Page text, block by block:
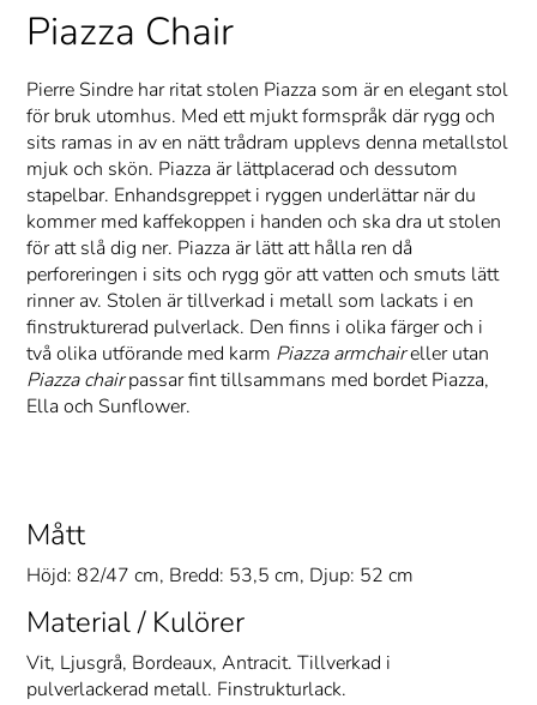
Piazza Chair
Pierre Sindre har ritat stolen Piazza som är en elegant stol
för bruk utomhus. Med ett mjukt formspråk där rygg och
sits ramas in av en nätt trådram upplevs denna metallstol
mjuk och skön. Piazza är lättplacerad och dessutom
stapelbar. Enhandsgreppet i ryggen underlättar när du
kommer med kaffekoppen i handen och ska dra ut stolen
för att slå dig ner. Piazza är lätt att hålla ren då
perforeringen i sits och rygg gör att vatten och smuts lätt
rinner av. Stolen är tillverkad i metall som lackats i en
finstrukturerad pulverlack. Den finns i olika färger och i
två olika utförande med karm Piazza armchaireller utan
Piazza chairpassar fint tillsammans med bordet Piazza,
Ella och Sunflower.
Mått
Höjd: 82/47 cm, Bredd: 53,5 cm, Djup: 52 cm
Material / Kulörer
Vit, Ljusgrå, Bordeaux, Antracit. Tillverkad i
pulverlackerad metall. Finstrukturlack.